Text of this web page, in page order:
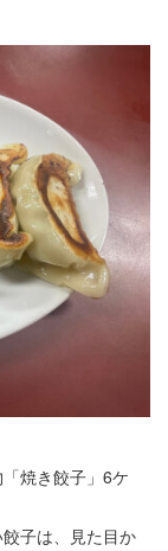
焼き餃子」6ケ
子は、見た目か